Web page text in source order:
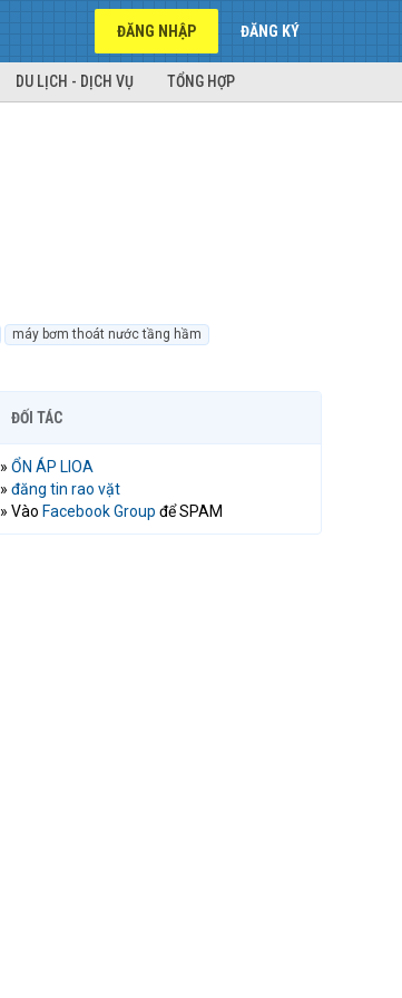
ĐĂNG NHẬP ĐĂNG KÝ
DU LỊCH - DỊCH VỤ TỔNG HỢP
máy bơm thoát nước tầng hầm
ĐỐI TÁC
» ỔN ÁP LIOA
» đăng tin rao vặt
» Vào Facebook Group để SPAM